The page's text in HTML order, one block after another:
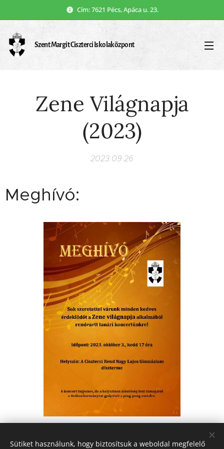
Cím: 7621 Pécs, Apáca u. 23.
Szent Margit Ciszterci Iskolaközpont
Zene Világnapja
(2023)
2023.09.26
Meghívó:
Sütiket használunk, hogy biztosítsuk a weboldal megfelelő